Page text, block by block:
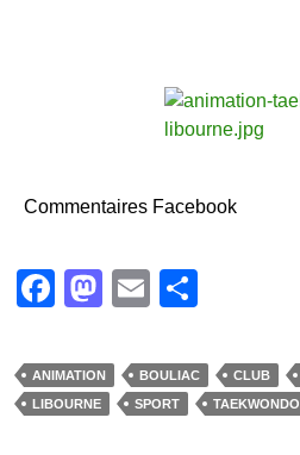
Commentaires Facebook
F
c
e
M
st
o
E
ail ta
g
ANIMATION BOULIAC CLUB
LIBOURNE
SPORT TAEKWONDO